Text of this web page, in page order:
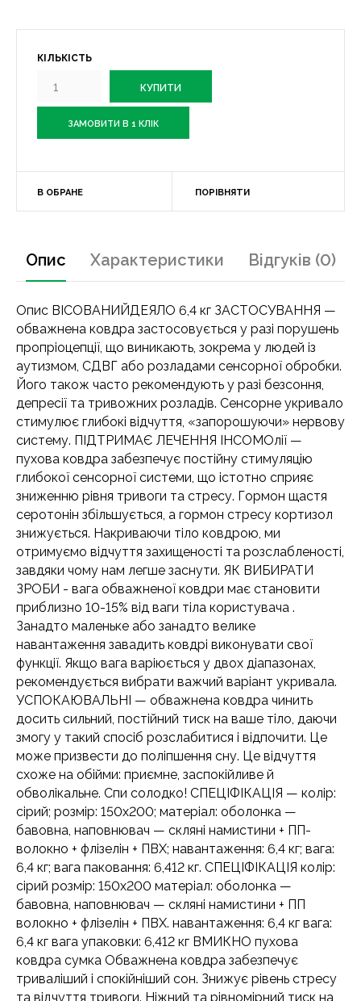
КІЛЬКІСТЬ
ЗАМОВИТИ В 1 КЛІК
В ОБРАНЕ ПОРІВНЯТИ
Опис Характеристики Відгуків (0)
Опис ВІСОВАНИЙДЕЯЛО 6,4 кг ЗАСТОСУВАННЯ —
обважнена ковдра застосовується у разі порушень
пропріоцепції, що виникають, зокрема у людей із
аутизмом, СДВГ або розладами сенсорної обробки.
Його також часто рекомендують у разі безсоння,
депресії та тривожних розладів. Сенсорне укривало
стимулює глибокі відчуття, «запорошуючи» нервову
систему. ПІДТРИМАЄ ЛЕЧЕННЯ ІНСОМОлії —
пухова ковдра забезпечує постійну стимуляцію
глибокої сенсорної системи, що істотно сприяє
зниженню рівня тривоги та стресу. Гормон щастя
серотонін збільшується, а гормон стресу кортизол
знижується. Накриваючи тіло ковдрою, ми
отримуємо відчуття захищеності та розслабленості,
завдяки чому нам легше заснути. ЯК ВИБИРАТИ
ЗРОБИ - вага обважненої ковдри має становити
приблизно 10-15% від ваги тіла користувача .
Занадто маленьке або занадто велике
навантаження завадить ковдрі виконувати свої
функції. Якщо вага варіюється у двох діапазонах,
рекомендується вибрати важчий варіант укривала.
УСПОКАЮВАЛЬНІ — обважнена ковдра чинить
досить сильний, постійний тиск на ваше тіло, даючи
змогу у такий спосіб розслабитися і відпочити. Це
може призвести до поліпшення сну. Це відчуття
схоже на обійми: приємне, заспокійливе й
обволікальне. Спи солодко! СПЕЦІФІКАЦІЯ — колір:
сірий; розмір: 150х200; матеріал: оболонка —
бавовна, наповнювач — скляні намистини + ПП-
волокно + флізелін + ПВХ; навантаження: 6,4 кг; вага:
6,4 кг; вага паковання: 6,412 кг. СПЕЦІФІКАЦІЯ колір:
сірий розмір: 150x200 матеріал: оболонка —
бавовна, наповнювач — скляні намистини + ПП
волокно + флізелін + ПВХ. навантаження: 6,4 кг вага:
6,4 кг вага упаковки: 6,412 кг ВМИКНО пухова
ковдра сумка Обважнена ковдра забезпечує
триваліший і спокійніший сон. Знижує рівень стресу
та відчуття тривоги. Ніжний та рівномірний тиск на